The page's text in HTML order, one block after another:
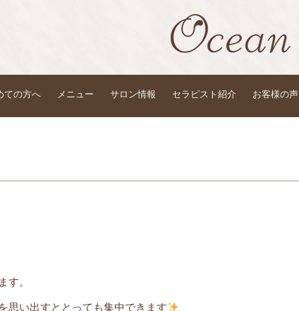
ての方へ メニュー サロン情報 セラピスト紹介 お客様の声
す。
思い出すととっても集中できます